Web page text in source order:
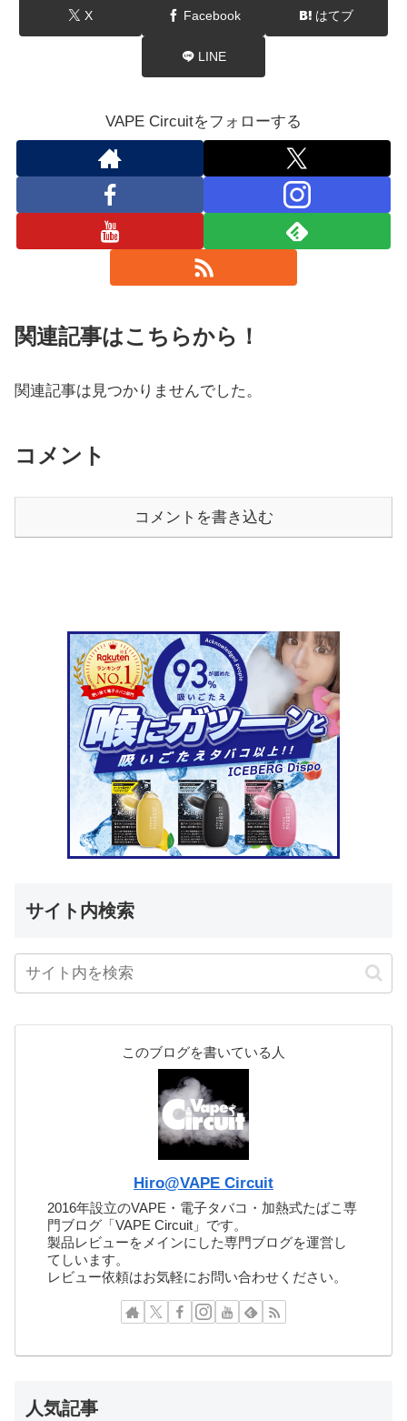
X Facebook はてブ
LINE
VAPE Circuitをフォローする
関連記事はこちらから！
関連記事は見つかりませんでした。
コメント
コメントを書き込む
サイト内検索
このブログを書いている人
Hiro@VAPE Circuit
2016年設立のVAPE・電子タバコ・加熱式たばこ専
門ブログ「VAPE Circuit」です。
製品レビューをメインにした専門ブログを運営し
てしいます。
レビュー依頼はお気軽にお問い合わせください。
人気記事